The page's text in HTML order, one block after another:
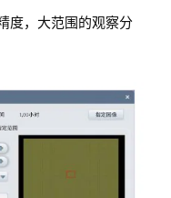
度，大范围的观察分